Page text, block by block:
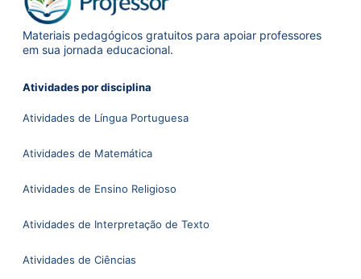
Materiais pedagógicos gratuitos para apoiar professores
em sua jornada educacional.
Atividades por disciplina
Atividades de Língua Portuguesa
Atividades de Matemática
Atividades de Ensino Religioso
Atividades de Interpretação de Texto
Atividades de Ciências